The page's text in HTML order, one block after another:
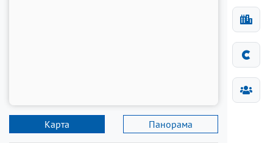
Карта Панорама